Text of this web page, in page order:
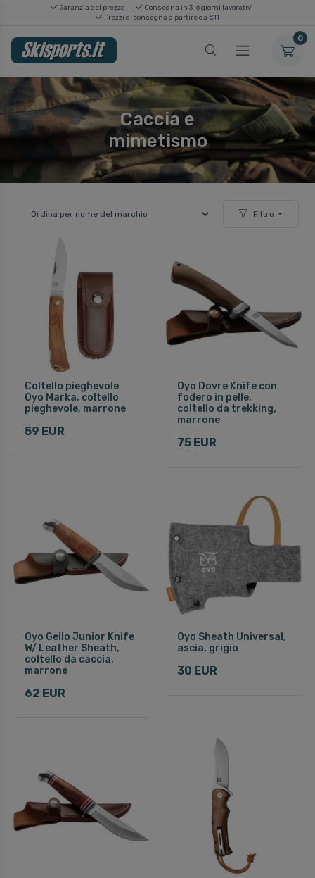
Garanzia del prezzo
Consegna in 3-6 giorni lavorativi
Prezzi di consegna a partire da €11
0
Caccia e
mimetismo
Filtro
Coltello pieghevole
Oyo Marka, coltello
pieghevole, marrone
59 EUR
Oyo Dovre Knife con
fodero in pelle,
coltello da trekking,
marrone
75 EUR
Oyo Geilo Junior Knife
W/ Leather Sheath,
coltello da caccia,
marrone
62 EUR
Oyo Sheath Universal,
ascia, grigio
30 EUR